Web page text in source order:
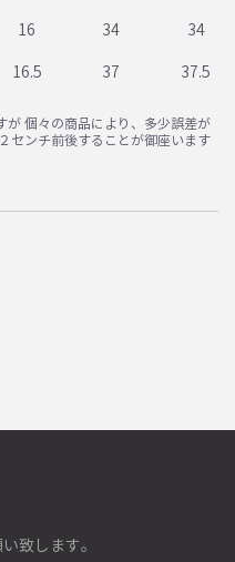
16 34 34
16.5 37 37.5
が 個々の商品により、多少誤差が
センチ前後することが御座います
致します。